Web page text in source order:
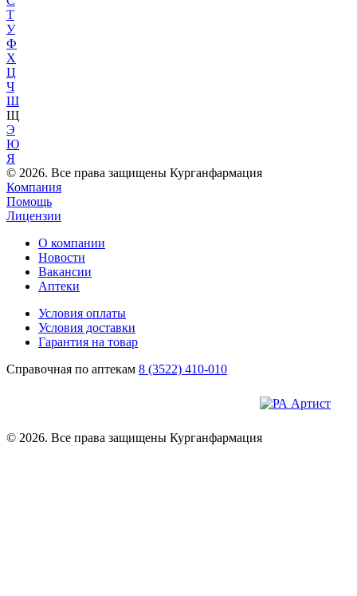
Т
У
Ф
Х
Ц
Ч
Ш
Щ
Э
Ю
Я
© 2026. Все права защищены Курганфармация
Компания
Помощь
Лицензии
О компании
Новости
Вакансии
Аптеки
Условия оплаты
Условия доставки
Гарантия на товар
Справочная по аптекам 8 (3522) 410-010
© 2026. Все права защищены Курганфармация